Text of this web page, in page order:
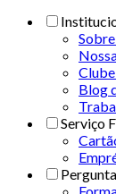
Blog
Serviço